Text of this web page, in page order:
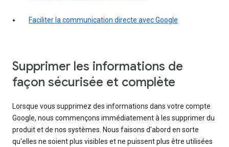
Faciliter la communication directe avec Google
Supprimer les informations de
façon sécurisée et complète
Lorsque vous supprimez des informations dans votre compte
Google, nous commençons immédiatement à les supprimer du
produit et de nos systèmes. Nous faisons d'abord en sorte
qu'elles ne soient plus visibles et ne puissent plus être utilisées